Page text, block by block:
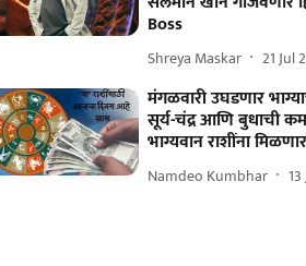
Boss
Shreya Maskar 21 Jul
मंगळवारी उघडणार
सूर्य-चंद्र आणि बुधाची
भाग्यवान राशींना
Namdeo Kumbhar